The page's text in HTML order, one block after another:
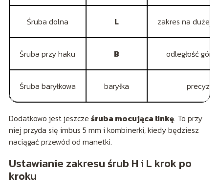
Śruba dolna L zakres na dużej
Śruba przy haku B odległość
Śruba baryłkowa baryłka
Dodatkowo jest jeszcze śruba mocująca linkę. To przy
niej przyda się imbus 5 mm i kombinerki, kiedy będziesz
naciągać przewód od manetki.
Ustawianie zakresu śrub H i L krok po
kroku